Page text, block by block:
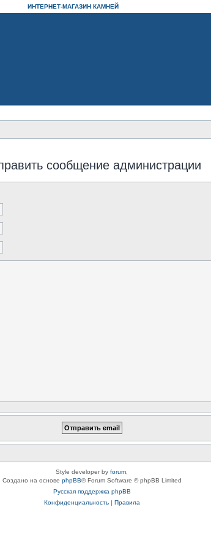
ИНТЕРНЕТ-МАГАЗИН КАМНЕЙ
сообщение администрации
Style developer by forum
Создано на основе phpBB® Forum Software © phpBB Limited
Русская поддержка phpBB
Конфиденциальность| Правила